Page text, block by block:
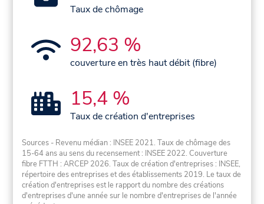
Taux de chômage
92,63 %
couverture en très haut débit (fibre)
15,4 %
Taux de création d'entreprises
Sources - Revenu médian : INSEE 2021. Taux de chômage des
15-64 ans au sens du recensement : INSEE 2022. Couverture
fibre FTTH : ARCEP 2026. Taux de création d'entreprises : INSEE,
répertoire des entreprises et des établissements 2019. Le taux de
création d'entreprises est le rapport du nombre des créations
d'entreprises d'une année sur le nombre d'entreprises de l'année